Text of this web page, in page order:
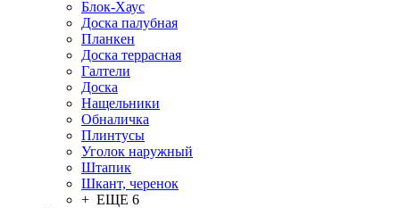
Блок-Хаус
Доска палубная
Планкен
Доска террасная
Галтели
Доска
Нащельники
Обналичка
Плинтусы
Уголок наружный
Штапик
Шкант, черенок
+ ЕЩЕ 6